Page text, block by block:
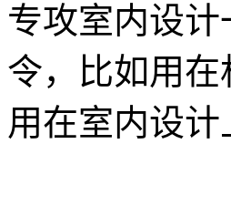
专攻室内设
令，比如用
用在室内设